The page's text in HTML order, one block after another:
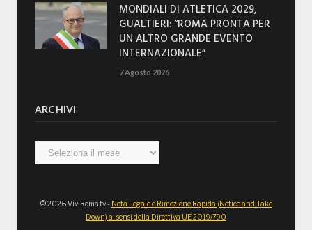
MONDIALI DI ATLETICA 2029,
GUALTIERI: “ROMA PRONTA PER
UN ALTRO GRANDE EVENTO
INTERNAZIONALE”
7 Agosto 2026
ARCHIVI
Archivi
© 2026 ViviRoma.tv - Nota Legale e Rimozione Rapida (Notice and Take
Down) ai sensi della Direttiva UE 2019/790